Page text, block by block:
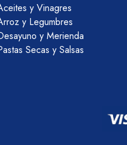
y Vinagres
y Legumbres
y Merienda
Secas y Salsas